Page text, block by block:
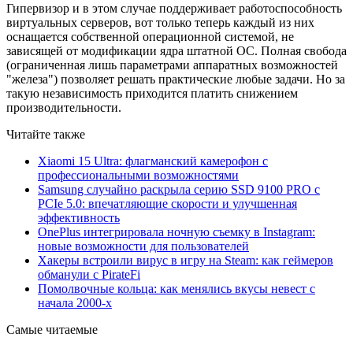
Гипервизор и в этом случае поддерживает работоспособность
виртуальных серверов, вот только теперь каждый из них
оснащается собственной операционной системой, не
зависящей от модификации ядра штатной ОС. Полная свобода
(ограниченная лишь параметрами аппаратных возможностей
"железа") позволяет решать практические любые задачи. Но за
такую независимость приходится платить снижением
производительности.
Читайте также
Xiaomi 15 Ultra: флагманский камерофон с
профессиональными возможностями
Samsung случайно раскрыла серию SSD 9100 PRO с
PCIe 5.0: впечатляющие скорости и улучшенная
эффективность
OnePlus интегрировала ночную съемку в Instagram:
новые возможности для пользователей
Хакеры встроили вирус в игру на Steam: как геймеров
обманули с PirateFi
Помолвочные кольца: как менялись вкусы невест с
начала 2000-х
Самые читаемые